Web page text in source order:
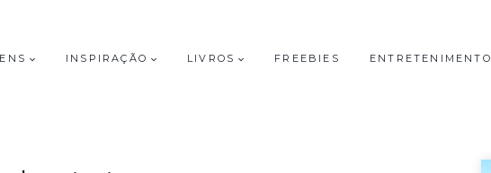
INSPIRAÇÃO LIVROS FREEBIES ENTRETENIMENTO